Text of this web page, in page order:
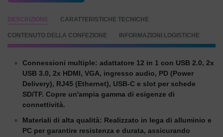
DESCRIZIONE CARATTERISTICHE TECNICHE
CONTENUTO DELLA CONFEZIONE INFORMAZIONI LOGISTICHE
Connessioni multiple: adattatore 12 in 1 con USB 2.0, 2x
USB 3.0, 2x HDMI, VGA, ingresso audio, PD (Power
Delivery), RJ45 (Ethernet), USB-C e slot per schede
SD/TF. Copre un'ampia gamma di esigenze di
connettività.
Materiali di alta qualità: Realizzato in lega di alluminio e
PC per garantire resistenza e durata, assicurando